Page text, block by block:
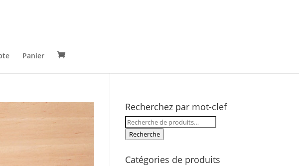
Panier
Recherchez par mot-clef
Recherche
pour :
Recherche
Catégories de produits